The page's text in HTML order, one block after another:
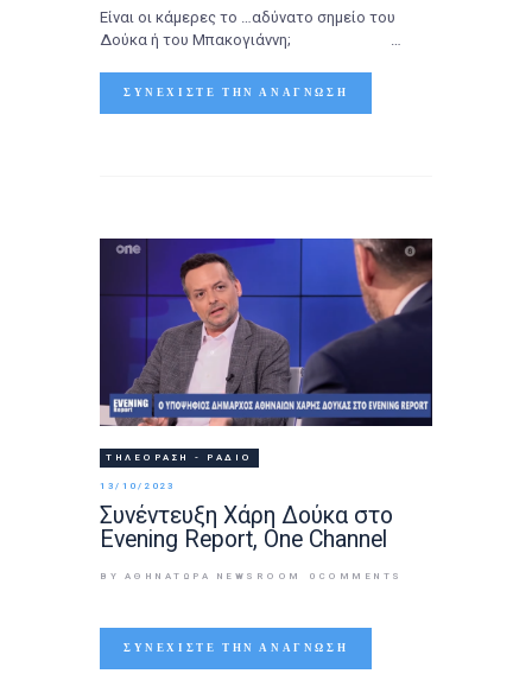
Είναι οι κάμερες το …αδύνατο σημείο του
Δούκα ή του Μπακογιάννη; …
ΣΥΝΕΧΊΣΤΕ ΤΗΝ ΑΝΆΓΝΩΣΗ
ΤΗΛΕΌΡΑΣΗ - ΡΆΔΙΟ
13/10/2023
Συνέντευξη Χάρη Δούκα στο
Evening Report, One Channel
BY ΑΘΉΝΑΤΩΡΑ NEWSROOM 0 COMMENTS
ΣΥΝΕΧΊΣΤΕ ΤΗΝ ΑΝΆΓΝΩΣΗ